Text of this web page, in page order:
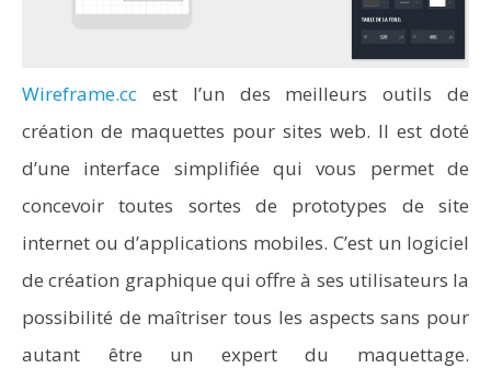
Wireframe.cc est l’un des meilleurs outils de
création de maquettes pour sites web. Il est doté
d’une interface simplifiée qui vous permet de
concevoir toutes sortes de prototypes de site
internet ou d’applications mobiles. C’est un logiciel
de création graphique qui offre à ses utilisateurs la
possibilité de maîtriser tous les aspects sans pour
autant être un expert du maquettage.